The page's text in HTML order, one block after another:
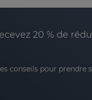
20 % de
conseils pour prendre